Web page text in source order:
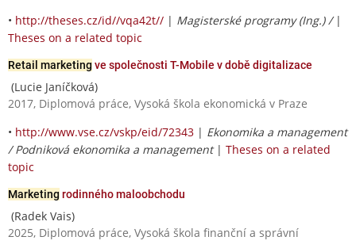
• http://theses.cz/id//vqa42t// | Magisterské programy (Ing.) / |
Theses on a related topic
Retail marketing ve společnosti T-Mobile v době digitalizace
(Lucie Janíčková)
2017, Diplomová práce, Vysoká škola ekonomická v Praze
• http://www.vse.cz/vskp/eid/72343 | Ekonomika a management
/ Podniková ekonomika a management| Theses on a related
topic
Marketing rodinného maloobchodu
(Radek Vais)
2025, Diplomová práce, Vysoká škola finanční a správní